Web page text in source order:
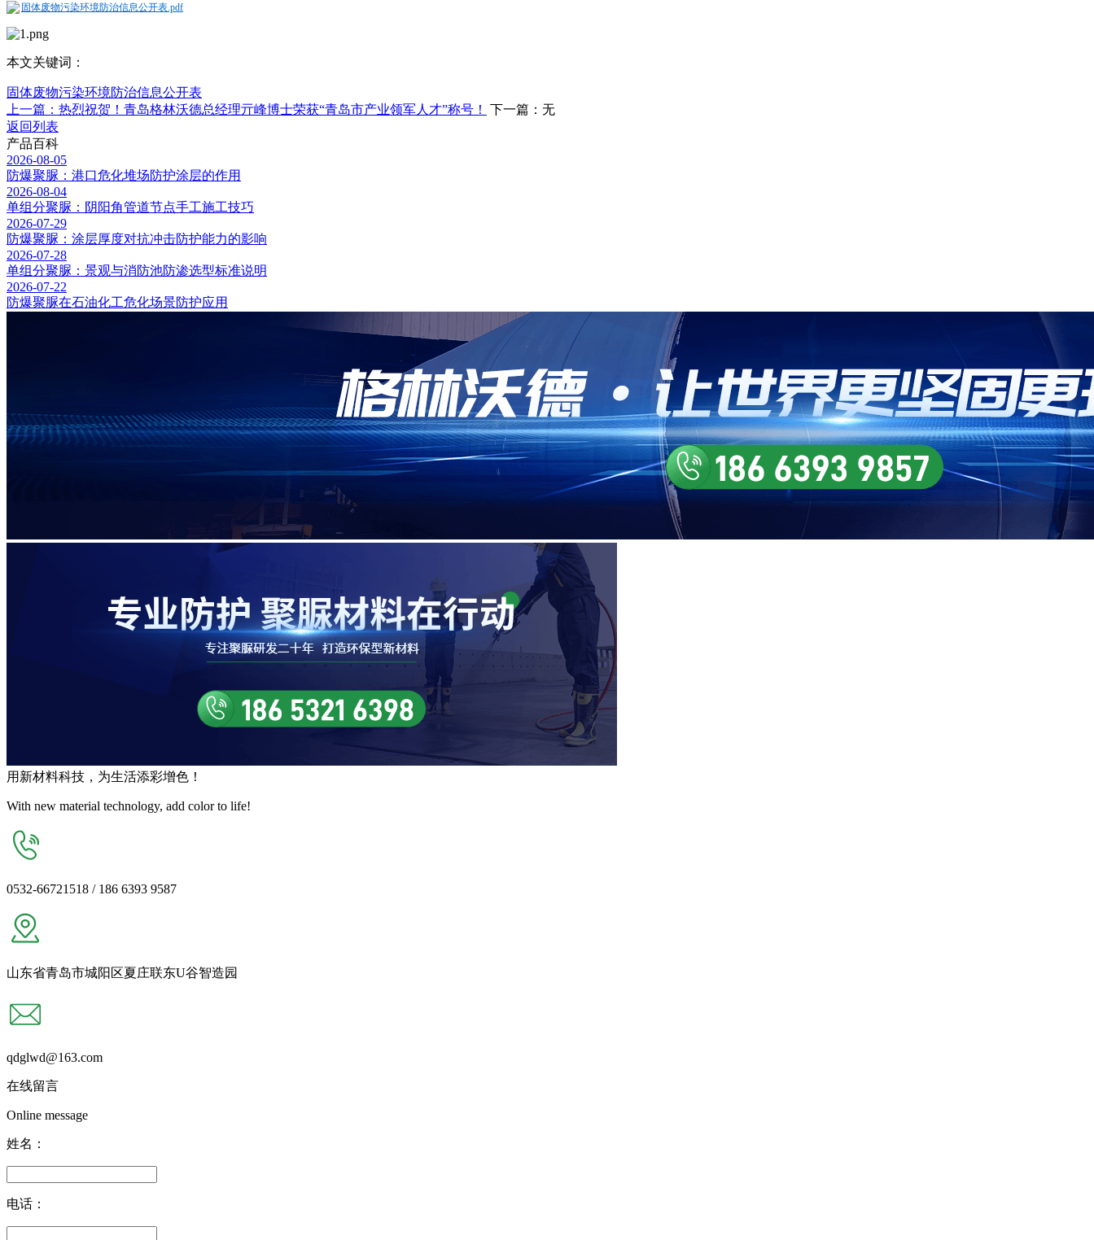
固体废物污染环境防治信息公开表.pdf
本文关键词：
固体废物污染环境防治信息公开表
上一篇：热烈祝贺！青岛格林沃德总经理亓峰博士荣获“青岛市产业领军人才”称号！
下一篇：无
返回列表
产品百科
2026-08-05
防爆聚脲：港口危化堆场防护涂层的作用
2026-08-04
单组分聚脲：阴阳角管道节点手工施工技巧
2026-07-29
防爆聚脲：涂层厚度对抗冲击防护能力的影响
2026-07-28
单组分聚脲：景观与消防池防渗选型标准说明
2026-07-22
防爆聚脲在石油化工危化场景防护应用
用 新材料科技，为生活添彩增色 ！
With new material technology, add color to life!
0532-66721518 / 186 6393 9587
山东省青岛市城阳区夏庄联东U谷智造园
qdglwd@163.com
在线留言
Online message
姓名：
电话：